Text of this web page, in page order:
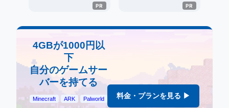
4GBが1000円以
下
自分のゲームサー
バーを持てる
Minecraft ARK Palworld 料金・プランを見る ▶